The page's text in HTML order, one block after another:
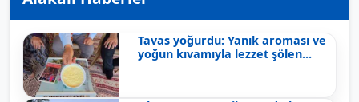
Tavas yoğurdu: Yanık aroması ve
yoğun kıvamıyla lezzet şölen...